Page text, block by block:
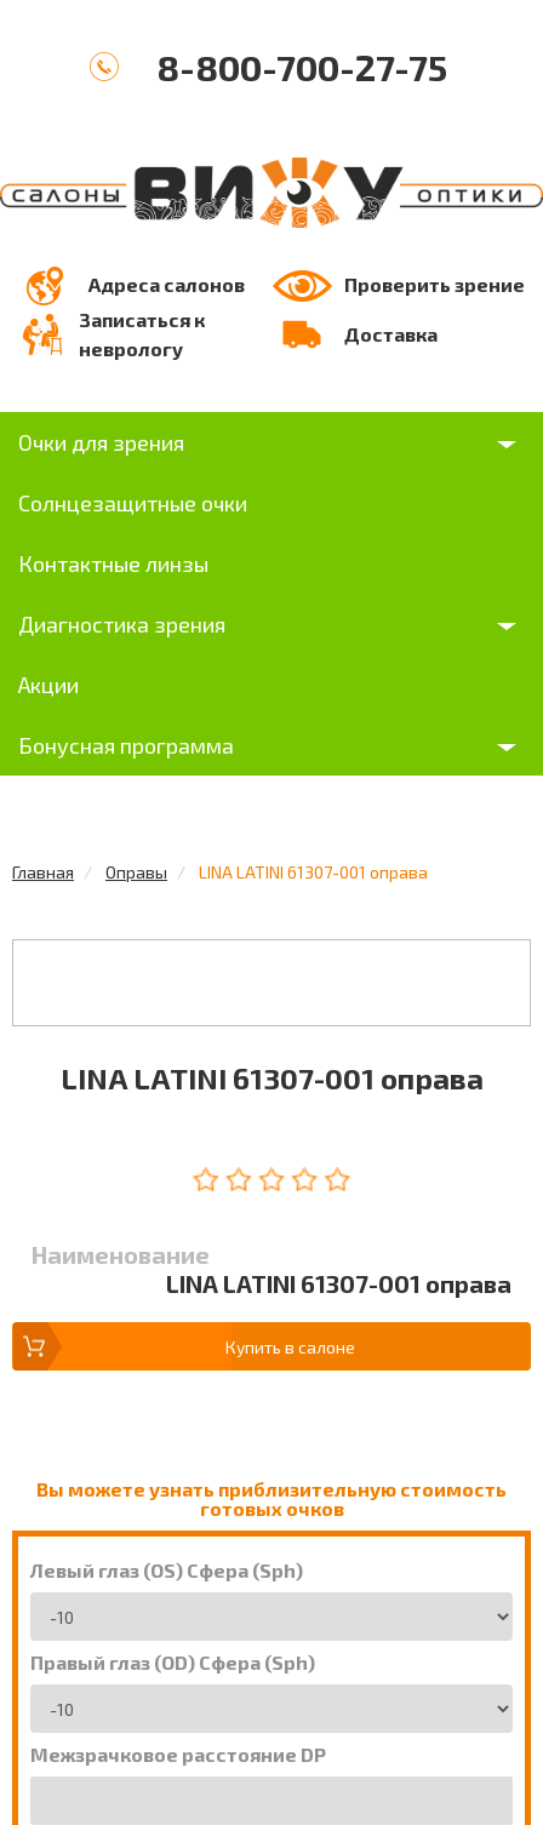
8-800-700-27-75
Адреса салонов
Проверить зрение
Записаться к
неврологу
Доставка
Очки для зрения
Солнцезащитные очки
Контактные линзы
Диагностика зрения
Акции
Бонусная программа
Главная Оправы LINA LATINI 61307-001 оправа
LINA LATINI 61307-001 оправа
Наименование
LINA LATINI 61307-001 оправа
Купить в салоне
Вы можете узнать приблизительную стоимость
готовых очков
Левый глаз (OS) Сфера (Sph)
Правый глаз (OD) Сфера (Sph)
Межзрачковое расстояние DP